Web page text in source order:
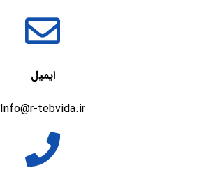
ایمیل
Info@r-tebvida.ir